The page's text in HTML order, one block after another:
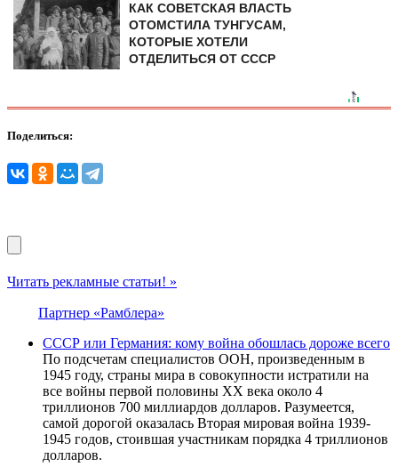
КАК СОВЕТСКАЯ ВЛАСТЬ
ОТОМСТИЛА ТУНГУCAМ,
КОТОРЫЕ ХОТЕЛИ
ОТДЕЛИТЬСЯ ОТ СССР
Поделиться:
Читать рекламные статьи! »
Партнер «Рамблера»
СССР или Германия: кому война обошлась дороже всего
По подсчетам специалистов ООН, произведенным в
1945 году, страны мира в совокупности истратили на
все войны первой половины XX века около 4
триллионов 700 миллиардов долларов. Разумеется,
самой дорогой оказалась Вторая мировая война 1939-
1945 годов, стоившая участникам порядка 4 триллионов
долларов.